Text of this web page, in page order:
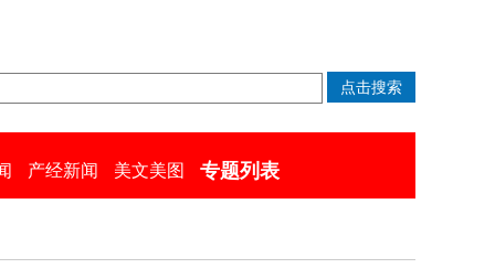
产经新闻 美文美图 专题列表